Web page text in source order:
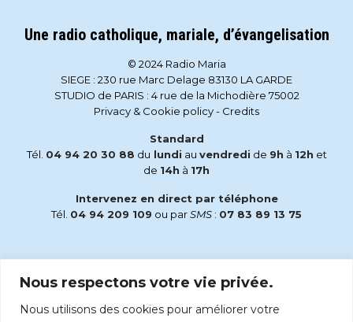
Nous respectons votre vie privée.
Nous utilisons des cookies pour améliorer votre
Une radio catholique, mariale, d’évangelisation
© 2024 Radio Maria
SIEGE : 230 rue Marc Delage 83130 LA GARDE
STUDIO de PARIS : 4 rue de la Michodière 75002
Privacy & Cookie policy- Credits
Standard
Tél. 04 94 20 30 88 du lundi au vendredi de 9h à 12h et
de 14h à 17h
Intervenez en direct par téléphone
Tél. 04 94 209 109 ou parSMS : 07 83 89 13 75
accueil@radiomaria.fr
Écoutez Radio Maria sur :